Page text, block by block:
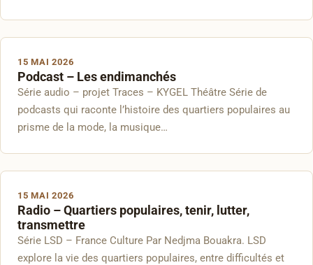
15 MAI 2026
Podcast – Les endimanchés
Série audio – projet Traces – KYGEL Théâtre Série de
podcasts qui raconte l’histoire des quartiers populaires au
prisme de la mode, la musique…
15 MAI 2026
Radio – Quartiers populaires, tenir, lutter,
transmettre
Série LSD – France Culture Par Nedjma Bouakra. LSD
explore la vie des quartiers populaires, entre difficultés et